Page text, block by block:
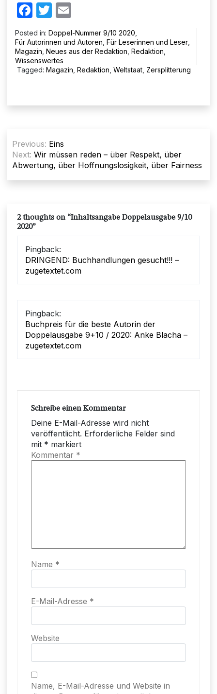
Facebook
Twitter
Posted in: Doppel-Nummer 9/10 2020
Für Autorinnen und Autoren Für Leserinnen und Leser
Magazin Neues aus der Redaktion Redaktion
Wissenswertes
Tagged: Magazin Redaktion Weltstaat, Zersplitterung
Previous: Eins
Next: Wir müssen reden – über Respekt, über
Abwertung, über Hoffnungslosigkeit, über Fairness
2 thoughts on “Inhaltsangabe Doppelausgabe 9/10
2020”
Pingback:
DRINGEND: Buchhandlungen gesucht!!! –
zugetextet.com
Pingback:
Buchpreis für die beste Autorin der
Doppelausgabe 9+10 / 2020: Anke Blacha –
zugetextet.com
Schreibe einen Kommentar
Deine E-Mail-Adresse wird nicht
veröffentlicht. Erforderliche Felder sind
mit * markiert
Kommentar *
Name *
E-Mail-Adresse *
Website
Name, E-Mail-Adresse und Website in